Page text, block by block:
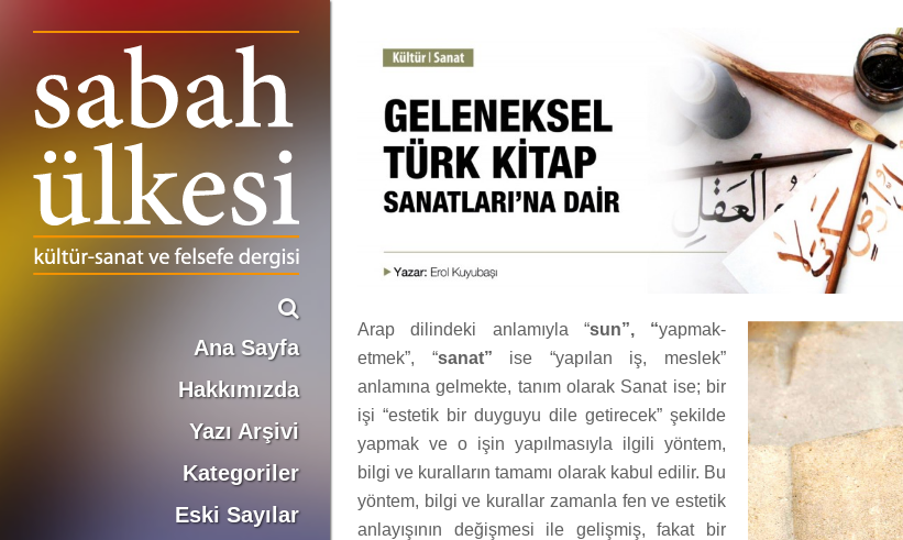
Ana Sayfa
Hakkımızda
Yazı Arşivi
Kategoriler
Eski Sayılar
Arap dilindeki anlamıyla “sun”, “yapmak-
etmek”, “sanat” ise “yapılan iş, meslek”
anlamına gelmekte, tanım olarak Sanat ise; bir
işi “estetik bir duyguyu dile getirecek” şekilde
yapmak ve o işin yapılmasıyla ilgili yöntem,
bilgi ve kuralların tamamı olarak kabul edilir. Bu
yöntem, bilgi ve kurallar zamanla fen ve estetik
anlayışının değişmesi ile gelişmiş, fakat bir